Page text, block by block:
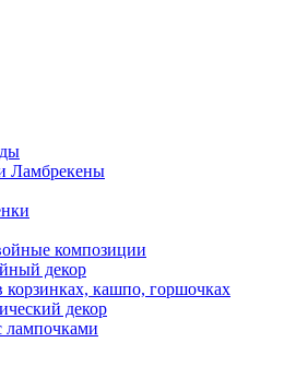
Ламбрекены
композиции
декор
кашпо, горшочках
декор
лампочками